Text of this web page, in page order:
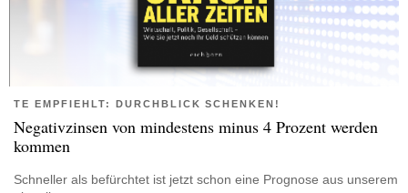
TE EMPFIEHLT: DURCHBLICK SCHENKEN!
Negativzinsen von mindestens minus 4 Prozent werden
kommen
Schneller als befürchtet ist jetzt schon eine Prognose aus unserem